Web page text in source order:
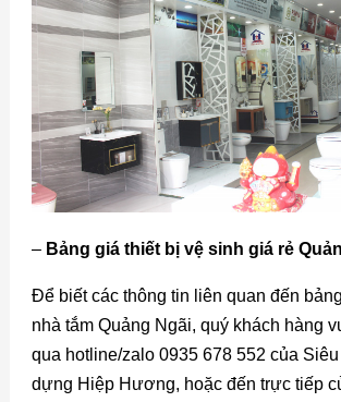
– Bảng giá thiết bị vệ sinh giá rẻ
Để biết các thông tin liên quan đến
nhà tắm Quảng Ngãi, quý khách hàng
qua hotline/zalo 0935 678 552 của
dựng Hiệp Hương, hoặc đến trực tiếp